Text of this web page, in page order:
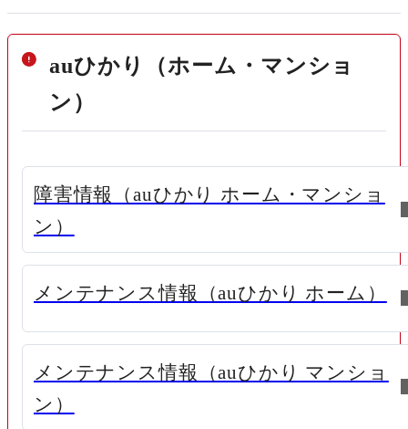
auひかり（ホーム・マンショ
ン）
障害情報（auひかり ホーム・マンショ
ン）
メンテナンス情報（auひかり ホーム）
メンテナンス情報（auひかり マンショ
ン）